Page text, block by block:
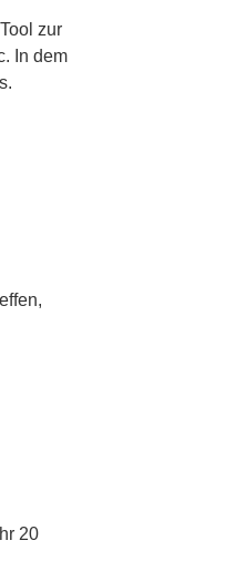
zur
In dem
20